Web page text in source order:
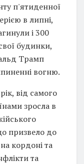
п'ятиденної
в липні,
і 300
будинки,
Трамп
вогню.
від самого
зросла в
призвело до
кордоні та
та